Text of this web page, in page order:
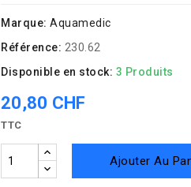
Marque: Aquamedic
Référence: 230.62
Disponible en stock: 3 Produits
20,80 CHF
TTC
Ajouter Au